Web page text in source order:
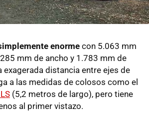
enorme con 5.063 mm
mm de ancho y 1.783 mm de
exagerada distancia entre ejes de
a las medidas de colosos como el
(5,2 metros de largo), pero tiene
al primer vistazo.